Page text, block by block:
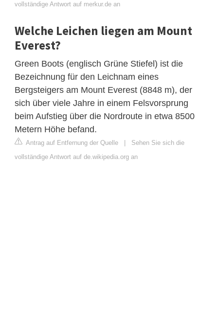
vollständige Antwort auf merkur.de an
Welche Leichen liegen am Mount
Everest?
Green Boots (englisch Grüne Stiefel) ist die
Bezeichnung für den Leichnam eines
Bergsteigers am Mount Everest (8848 m), der
sich über viele Jahre in einem Felsvorsprung
beim Aufstieg über die Nordroute in etwa 8500
Metern Höhe befand.
Antrag auf Entfernung der Quelle
Sehen Sie sich die
vollständige Antwort auf de.wikipedia.org an